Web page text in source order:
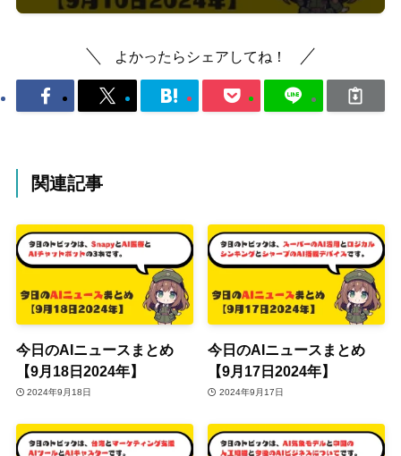
よかったらシェアしてね！
関連記事
今日のAIニュースまとめ
【9月18日2024年】
2024年9月18日
今日のAIニュースまとめ
【9月17日2024年】
2024年9月17日